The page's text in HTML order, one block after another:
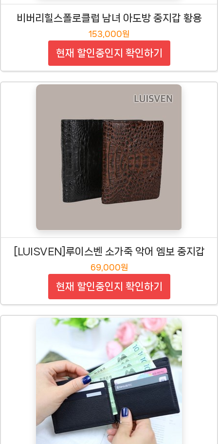
비버리힐스폴로클럽 남녀 아도방 중지갑 황용
153,000원
현재 할인중인지 확인하기
[LUISVEN]루이스벤 소가죽 악어 엠보 중지갑
69,000원
현재 할인중인지 확인하기